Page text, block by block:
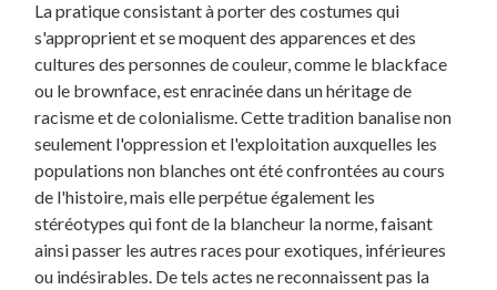
La pratique consistant à porter des costumes qui
s'approprient et se moquent des apparences et des
cultures des personnes de couleur, comme le blackface
ou le brownface, est enracinée dans un héritage de
racisme et de colonialisme. Cette tradition banalise non
seulement l'oppression et l'exploitation auxquelles les
populations non blanches ont été confrontées au cours
de l'histoire, mais elle perpétue également les
stéréotypes qui font de la blancheur la norme, faisant
ainsi passer les autres races pour exotiques, inférieures
ou indésirables. De tels actes ne reconnaissent pas la